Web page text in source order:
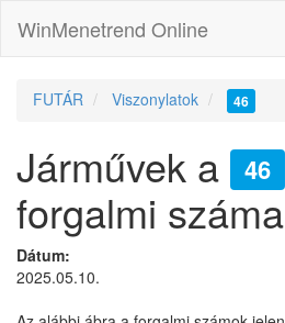
WinMenetrend Online
FUTÁR Viszonylatok 46
Járművek a 46
forgalmi
Dátum:
2025.05.10.